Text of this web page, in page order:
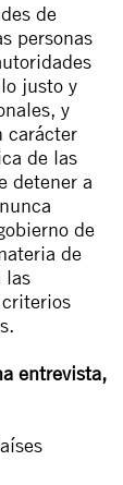
de
personas
justo y
y
carácter
de las
detener a
de
de
las
entrevista,